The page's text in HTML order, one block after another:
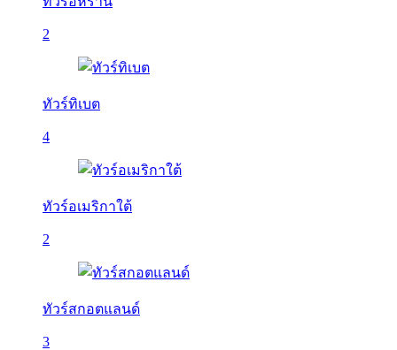
2
ทัวร์ทิเบต
4
ทัวร์อเมริกาใต้
2
ทัวร์สกอตแลนด์
3